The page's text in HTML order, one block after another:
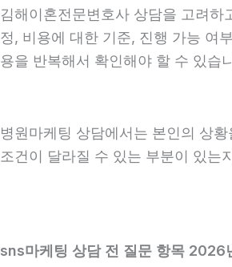
김해이혼전문변호사 상담을 고려
정, 비용에 대한 기준, 진행 가능 여
용을 반복해서 확인해야 할 수 있습
병원마케팅 상담에서는 본인의 상
조건이 달라질 수 있는 부분이 있는
sns마케팅 상담 전 질문 항목